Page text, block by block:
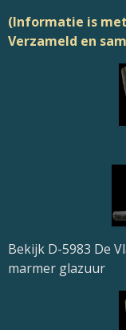
(Informatie is
Verzameld en
Bekijk D-5983 De
marmer glazuur